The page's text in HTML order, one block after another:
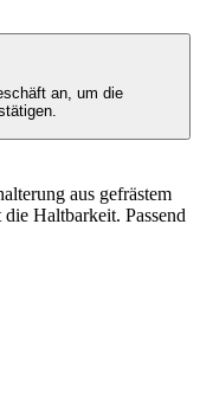
an, um die
aus gefrästem
Haltbarkeit. Passend